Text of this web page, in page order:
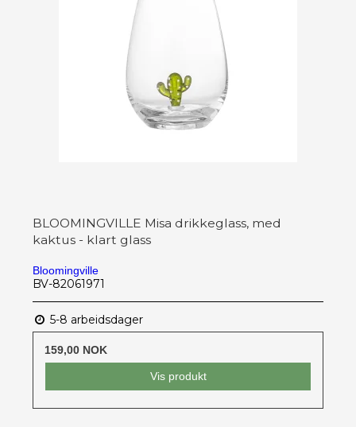
BLOOMINGVILLE Misa drikkeglass, med
kaktus - klart glass
Bloomingville
BV-82061971
5-8 arbeidsdager
159,00 NOK
Vis produkt